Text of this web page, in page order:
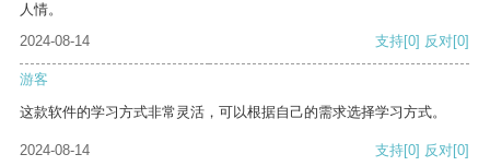
人情。
2024-08-14
支持[0] 反对[0]
游客
这款软件的学习方式非常灵活，可以根据自己的需求选择学习方式。
2024-08-14 支持[0] 反对[0]